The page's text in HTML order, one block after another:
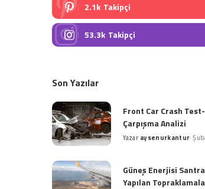
2.1k Takipçi
53.3k Takipçi
Son Yazılar
Front Car Crash
Çarpışma Analizi
Posted
Yazar aysenurkantur
Güneş Enerjisi
Yapılan